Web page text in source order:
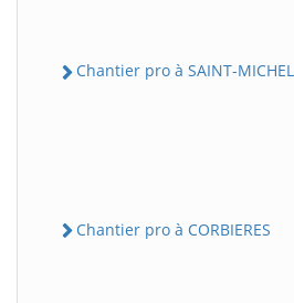
Chantier pro à SAINT-
Chantier pro à CORBIERES